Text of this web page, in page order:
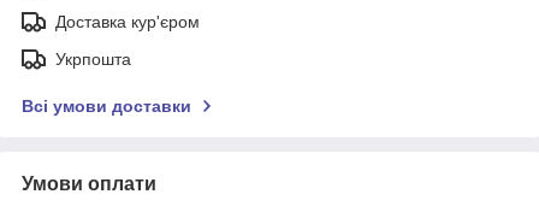
Доставка кур'єром
Укрпошта
Всі умови доставки
Умови оплати